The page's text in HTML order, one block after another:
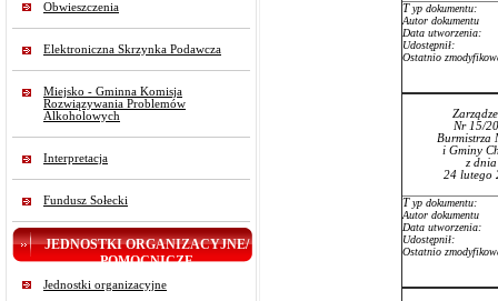
Obwieszczenia
Elektroniczna Skrzynka Podawcza
Miejsko - Gminna Komisja
Rozwiązywania Problemów
Alkoholowych
Interpretacja
Fundusz Sołecki
JEDNOSTKI ORGANIZACYJNE/
POMOCNICZE
Jednostki organizacyjne
Typ dokumentu:
Autor dokumentu
Data utworzenia:
Udostępnił:
Ostatnio
Nr 15/
Burmistrza
i Gminy
z
24 lutego
Typ dokumentu:
Autor dokumentu
Data utworzenia:
Udostępnił:
Ostatnio